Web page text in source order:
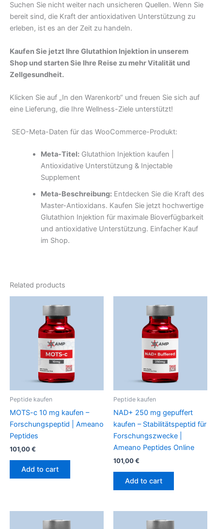
Suchen Sie nicht weiter nach unsicheren Quellen. Wenn Sie
bereit sind, die Kraft der antioxidativen Unterstützung zu
erleben, ist es an der Zeit zu handeln.
Kaufen Sie jetzt Ihre Glutathion Injektion in unserem
Shop und starten Sie Ihre Reise zu mehr Vitalität und
Zellgesundheit.
Klicken Sie auf „In den Warenkorb“ und freuen Sie sich auf
eine Lieferung, die Ihre Wellness-Ziele unterstützt!
SEO-Meta-Daten für das WooCommerce-Produkt:
Meta-Titel:Glutathion Injektion kaufen |
Antioxidative Unterstützung & Injectable
Supplement
Meta-Beschreibung:Entdecken Sie die Kraft des
Master-Antioxidans. Kaufen Sie jetzt hochwertige
Glutathion Injektion für maximale Bioverfügbarkeit
und antioxidative Unterstützung. Einfacher Kauf
im Shop.
Related products
Peptide kaufen
MOTS-c 10 mg kaufen –
Forschungspeptid | Ameano
Peptides
101,00€
Add to cart
Peptide kaufen
NAD+ 250 mg gepuffert
kaufen – Stabilitätspeptid für
Forschungszwecke |
Ameano Peptides Online
101,00€
Add to cart